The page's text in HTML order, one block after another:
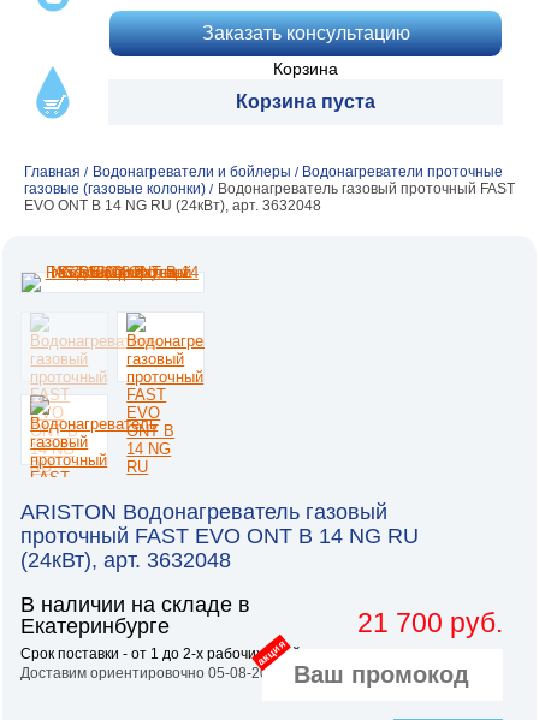
Заказать консультацию
Корзина
Корзина пуста
Главная / Водонагреватели и бойлеры / Водонагреватели проточные
газовые (газовые колонки) / Водонагреватель газовый проточный FAST
EVO ONT B 14 NG RU (24кВт), арт. 3632048
ARISTON Водонагреватель газовый
проточный FAST EVO ONT B 14 NG RU
(24кВт), арт. 3632048
В наличии на складе в
Екатеринбурге
Срок поставки - от 1 до 2-х рабочих дней.
Доставим ориентировочно 05-08-2026
21 700 руб.
акция